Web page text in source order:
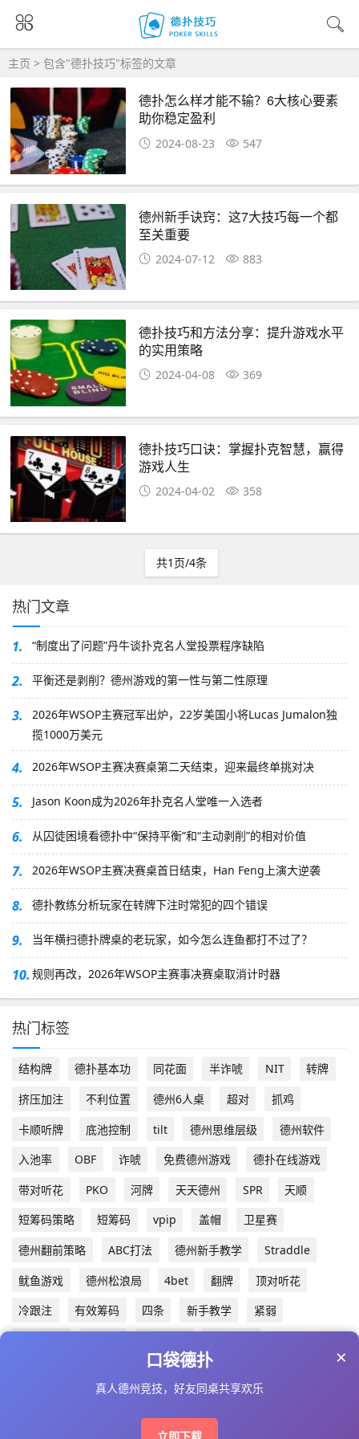
主页 > 包含"德扑技巧"标签的文章
德扑怎么样才能不输？6大核心要素
助你稳定盈利
2024-08-23 547
德州新手诀窍：这7大技巧每一个都
至关重要
2024-07-12 883
德扑技巧和方法分享：提升游戏水平
的实用策略
2024-04-08 369
德扑技巧口诀：掌握扑克智慧，赢得
游戏人生
2024-04-02 358
共1页/4条
热门文章
1. “制度出了问题”丹牛谈扑克名人堂投票程序缺陷
2. 平衡还是剥削？德州游戏的第一性与第二性原理
3.
2026年WSOP主赛冠军出炉，22岁美国小将Lucas Jumalon独
揽1000万美元
4. 2026年WSOP主赛决赛桌第二天结束，迎来最终单挑对决
5. Jason Koon成为2026年扑克名人堂唯一入选者
6. 从囚徒困境看德扑中“保持平衡”和“主动剥削”的相对价值
7. 2026年WSOP主赛决赛桌首日结束，Han Feng上演大逆袭
8. 德扑教练分析玩家在转牌下注时常犯的四个错误
9. 当年横扫德扑牌桌的老玩家，如今怎么连鱼都打不过了？
10. 规则再改，2026年WSOP主赛事决赛桌取消计时器
热门标签
结构牌 德扑基本功 同花面 半诈唬 NIT
转牌
挤压加注
不利位置 德州6人桌 超对
抓鸡
卡顺听牌
底池控制 tilt 德州思维层级
德州软件
入池率
OBF 诈唬 免费德州游戏
德扑在线游戏
带对听花
PKO 河牌 天天德州 SPR
天顺
短筹码策略
短筹码 vpip 盖帽
卫星赛
德州翻前策略
ABC打法 德州新手教学
Straddle
鱿鱼游戏
德州松浪局 4bet 翻牌
顶对听花
冷跟注
有效筹码 四条 新手教学
紧弱
琼ICP备2024016187号-2
×
口袋德扑
真人德州竞技，好友同桌共享欢乐